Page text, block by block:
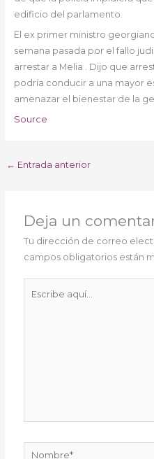
edificio del parlamento.
El ex primer ministro
semana pasada por el fallo
arrestar a Melia . Dijo que
podría conducir a una mayor
amenazar el bienestar de la
Source
← Entrada anterior
Deja un
Tu dirección de correo
campos obligatorios están
Nombre*